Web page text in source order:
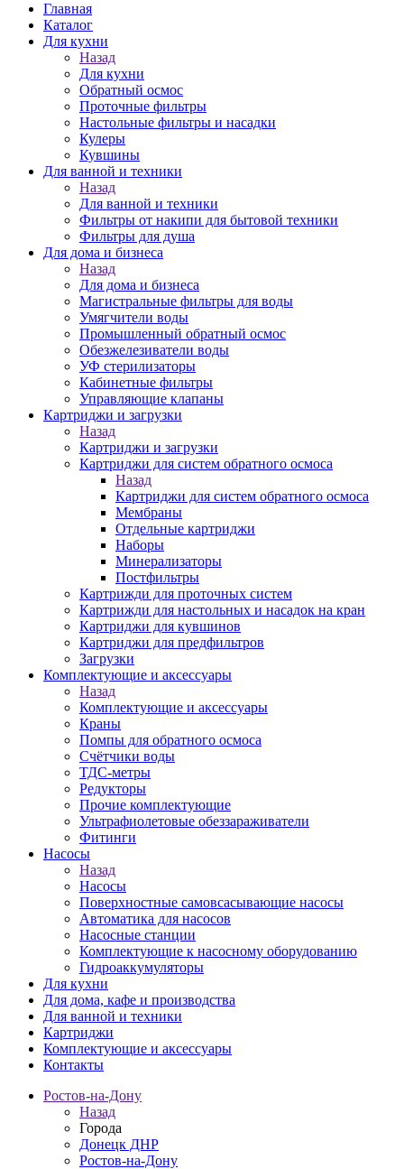
Главная
Каталог
Для кухни
Назад
Для кухни
Обратный осмос
Проточные фильтры
Настольные фильтры и насадки
Кулеры
Кувшины
Для ванной и техники
Назад
Для ванной и техники
Фильтры от накипи для бытовой техники
Фильтры для душа
Для дома и бизнеса
Назад
Для дома и бизнеса
Магистральные фильтры для воды
Умягчители воды
Промышленный обратный осмос
Обезжелезиватели воды
УФ стерилизаторы
Кабинетные фильтры
Управляющие клапаны
Картриджи и загрузки
Назад
Картриджи и загрузки
Картриджи для систем обратного осмоса
Назад
Картриджи для систем обратного осмоса
Мембраны
Отдельные картриджи
Наборы
Минерализаторы
Постфильтры
Картрижди для проточных систем
Картрижди для настольных и насадок на кран
Картриджи для кувшинов
Картриджи для предфильтров
Загрузки
Комплектующие и аксессуары
Назад
Комплектующие и аксессуары
Краны
Помпы для обратного осмоса
Счётчики воды
ТДС-метры
Редукторы
Прочие комплектующие
Ультрафиолетовые обеззараживатели
Фитинги
Насосы
Назад
Насосы
Поверхностные самовсасывающие насосы
Автоматика для насосов
Насосные станции
Комплектующие к насосному оборудованию
Гидроаккумуляторы
Для кухни
Для дома, кафе и производства
Для ванной и техники
Картриджи
Комплектующие и аксессуары
Контакты
Ростов-на-Дону
Назад
Города
Донецк ДНР
Ростов-на-Дону